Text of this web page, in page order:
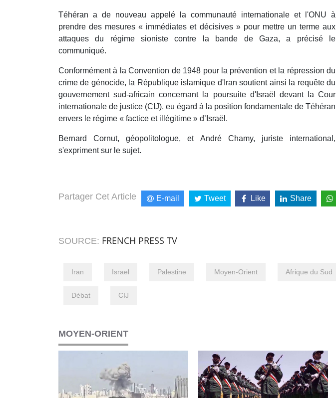
Téhéran a de nouveau appelé la communauté internationale et l'ONU à
prendre des mesures « immédiates et décisives » pour mettre un terme aux
attaques du régime sioniste contre la bande de Gaza, a précisé le
communiqué.
Conformément à la Convention de 1948 pour la prévention et la répression du
crime de génocide, la République islamique d'Iran soutient ainsi la requête du
gouvernement sud-africain concernant la poursuite d'Israël devant la Cour
internationale de justice (CIJ), eu égard à la position fondamentale de Téhéran
envers le régime « factice et illégitime » d’Israël.
Bernard Cornut, géopolitologue, et André Chamy, juriste international,
s'expriment sur le sujet.
Partager Cet Article E-mail Tweet Like Share
SOURCE: FRENCH PRESS TV
Iran Israel Palestine Moyen-Orient Afrique du Sud
Débat CIJ
MOYEN-ORIENT